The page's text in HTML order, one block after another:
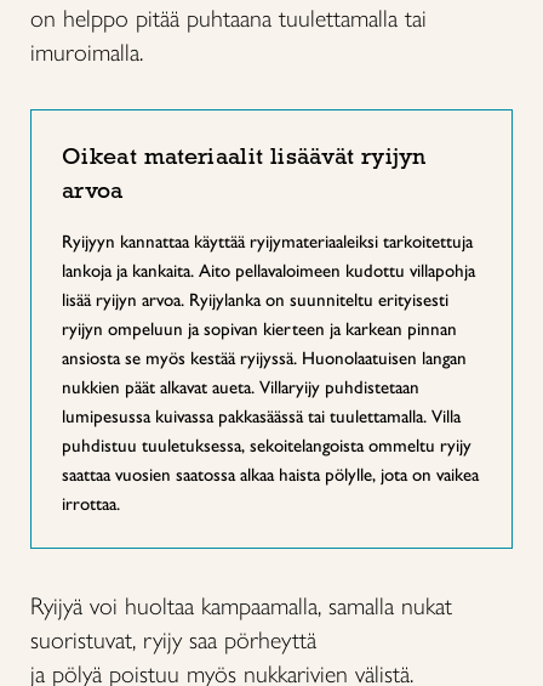
on helppo pitää puhtaana tuulettamalla tai
imuroimalla.
Oikeat materiaalit lisäävät ryijyn
arvoa
Ryijyyn kannattaa käyttää ryijymateriaaleiksi tarkoitettuja
lankoja ja kankaita. Aito pellavaloimeen kudottu villapohja
lisää ryijyn arvoa. Ryijylanka on suunniteltu erityisesti
ryijyn ompeluun ja sopivan kierteen ja karkean pinnan
ansiosta se myös kestää ryijyssä. Huonolaatuisen langan
nukkien päät alkavat aueta. Villaryijy puhdistetaan
lumipesussa kuivassa pakkasäässä tai tuulettamalla. Villa
puhdistuu tuuletuksessa, sekoitelangoista ommeltu ryijy
saattaa vuosien saatossa alkaa haista pölylle, jota on vaikea
irrottaa.
Ryijyä voi huoltaa kampaamalla, samalla nukat
suoristuvat, ryijy saa pörheyttä
ja pölyä poistuu myös nukkarivien välistä.